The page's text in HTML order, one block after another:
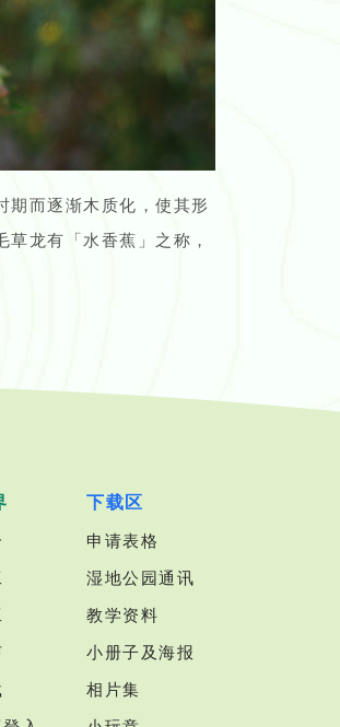
期而逐渐木质化，使其形
龙有「水香蕉」之称，
下载区
申请表格
湿地公园通讯
教学资料
小册子及海报
相片集